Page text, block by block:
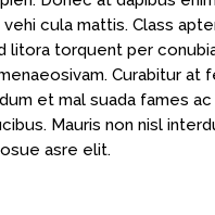
cula mattis. Class
litora torquent per
Curabitur at
et mal suada fames
Mauris non nisl
asre elit.